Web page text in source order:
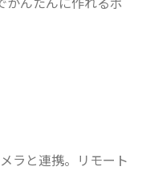
ラと連携。リモート